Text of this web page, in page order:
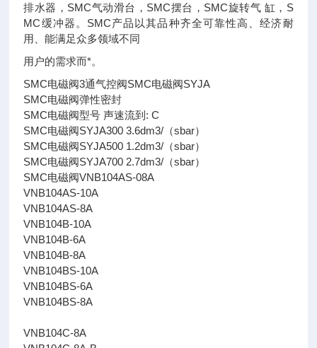
排水器，SMC气动滑台，SMC摆台，SMC旋转气 缸，S
MC缓冲器。SMC产品以其品种齐全可靠性高、经济耐
用、能满足众多领域不同
用户的需求而*。
SMC电磁阀3通气控阀SMC电磁阀SYJA
SMC电磁阀弹性密封
SMC电磁阀型号 声速流到: C
SMC电磁阀SYJA300 3.6dm3/（sbar）
SMC电磁阀SYJA500 1.2dm3/（sbar）
SMC电磁阀SYJA700 2.7dm3/（sbar）
SMC电磁阀VNB104AS-08A
VNB104AS-10A
VNB104AS-8A
VNB104B-10A
VNB104B-6A
VNB104B-8A
VNB104BS-10A
VNB104BS-6A
VNB104BS-8A
VNB104C-8A